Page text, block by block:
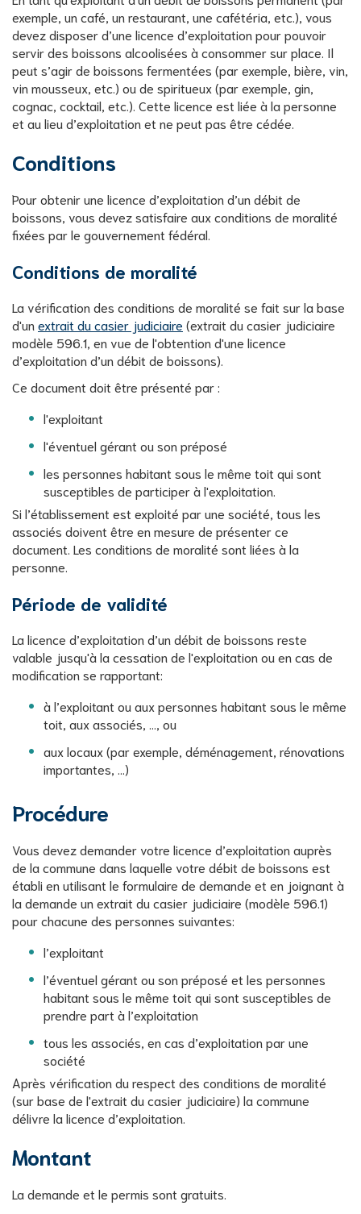
exemple, un café, un restaurant, une cafétéria, etc.), vous
devez disposer d’une licence d’exploitation pour pouvoir
servir des boissons alcoolisées à consommer sur place. Il
peut s’agir de boissons fermentées (par exemple, bière, vin,
vin mousseux, etc.) ou de spiritueux (par exemple, gin,
cognac, cocktail, etc.). Cette licence est liée à la personne
et au lieu d’exploitation et ne peut pas être cédée.
Conditions
Pour obtenir une licence d’exploitation d’un débit de
boissons, vous devez satisfaire aux conditions de moralité
fixées par le gouvernement fédéral.
Conditions de moralité
La vérification des conditions de moralité se fait sur la base
d'unextrait du casier judiciaire (extrait du casier judiciaire
modèle 596.1, en vue de l'obtention d'une licence
d’exploitation d’un débit de boissons).
Ce document doit être présenté par :
l'exploitant
l'éventuel gérant ou son préposé
les personnes habitant sous le même toit qui sont
susceptibles de participer à l'exploitation.
Si l’établissement est exploité par une société, tous les
associés doivent être en mesure de présenter ce
document. Les conditions de moralité sont liées à la
personne.
Période de validité
La licence d’exploitation d’un débit de boissons reste
valable jusqu'à la cessation de l'exploitation ou en cas de
modification se rapportant:
à l’exploitant ou aux personnes habitant sous le même
toit, aux associés, ..., ou
aux locaux (par exemple, déménagement, rénovations
importantes, ...)
Procédure
Vous devez demander votre licence d’exploitation auprès
de la commune dans laquelle votre débit de boissons est
établi en utilisant le formulaire de demande et en joignant à
la demande un extrait du casier judiciaire (modèle 596.1)
pour chacune des personnes suivantes:
l’exploitant
l’éventuel gérant ou son préposé et les personnes
habitant sous le même toit qui sont susceptibles de
prendre part à l’exploitation
tous les associés, en cas d’exploitation par une
société
Après vérification du respect des conditions de moralité
(sur base de l'extrait du casier judiciaire) la commune
délivre la licence d’exploitation.
Montant
La demande et le permis sont gratuits.